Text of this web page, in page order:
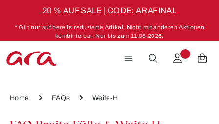
20 % AUF SALE | CODE: ARAFINAL
* Gilt nur auf bereits reduzierte Artikel. Nicht mit anderen Aktionen
kombinierbar. Nur bis zum 11.08.2026.
Home FAQs Weite-H